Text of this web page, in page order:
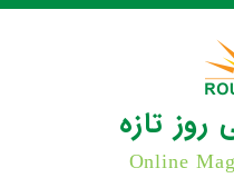
روز تازه
Online